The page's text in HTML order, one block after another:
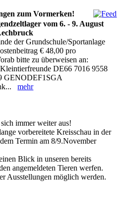
zum Vormerken!
vom 6. - 9. August
der Grundschule/Sportanlage
€ 48,00 pro
bitte zu überweisen an:
DE66 7016 9558
GENODEF1SGA
mehr
immer weiter aus!
vorbereitete Kreisschau in der
Termin am 8/9.November
Blick in unseren bereits
angemeldeten Tieren werfen.
Ausstellungen möglich werden.